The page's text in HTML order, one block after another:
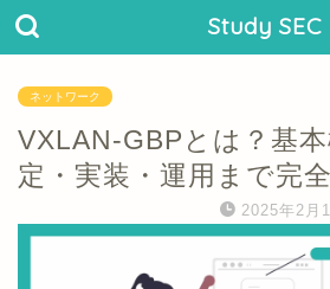
Study SEC
ネットワーク
VXLAN-GBPとは？基
定・実装・運用まで完全
2025年2月